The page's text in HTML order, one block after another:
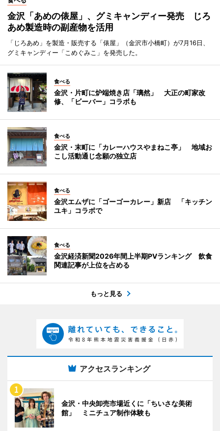
金沢「あめの俵屋」、グミキャンディー発売 じろ
あめ製造時の副産物を活用
「じろあめ」を製造・販売する「俵屋」（金沢市小橋町）が7月16日、
グミキャンディー「こめぐみこ」を発売した。
食べる
金沢・片町に炉端焼き店「璃然」 大正の町家改
修、「ビーバー」コラボも
食べる
金沢・末町に「カレーハウスやまねこ亭」 地域お
こし活動通じ念願の独立店
食べる
金沢エムザに「ゴーゴーカレー」新店 「キッチン
ユキ」コラボで
食べる
金沢経済新聞2026年間上半期PVランキング 飲食
関連記事が上位を占める
もっと見る
アクセスランキング
金沢・中央卸売市場近くに「ちいさな美術
館」 ミニチュア制作体験も